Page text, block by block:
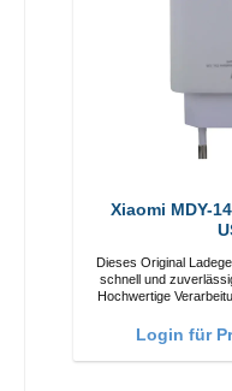
Xiaomi MDY-14-
Dieses Original
schnell und
Hochwertige Verarbeitung Anschlüsse: USB-A
Login für